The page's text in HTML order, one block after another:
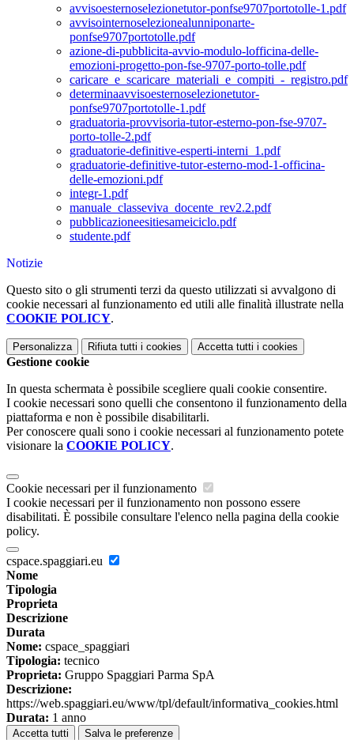
avvisoesternoselezionetutor-ponfse9707portotolle-1.pdf
avvisointernoselezionealunniponarte-
ponfse9707portotolle.pdf
azione-di-pubblicita-avvio-modulo-lofficina-delle-
emozioni-progetto-pon-fse-9707-porto-tolle.pdf
caricare_e_scaricare_materiali_e_compiti_-_registro.pdf
determinaavvisoesternoselezionetutor-
ponfse9707portotolle-1.pdf
graduatoria-provvisoria-tutor-esterno-pon-fse-9707-
porto-tolle-2.pdf
graduatorie-definitive-esperti-interni_1.pdf
graduatorie-definitive-tutor-esterno-mod-1-officina-
delle-emozioni.pdf
integr-1.pdf
manuale_classeviva_docente_rev2.2.pdf
pubblicazioneesitiesameiciclo.pdf
studente.pdf
Notizie
Questo sito o gli strumenti terzi da questo utilizzati si avvalgono di
cookie necessari al funzionamento ed utili alle finalità illustrate nella
COOKIE POLICY.
Personalizza Rifiuta tutti i cookies Accetta tutti i cookies
Gestione cookie
In questa schermata è possibile scegliere quali cookie consentire.
I cookie necessari sono quelli che consentono il funzionamento della
piattaforma e non è possibile disabilitarli.
Per conoscere quali sono i cookie necessari al funzionamento potete
visionare la COOKIE POLICY.
Cookie necessari per il funzionamento
I cookie necessari per il funzionamento non possono essere
disabilitati. È possibile consultare l'elenco nella pagina della cookie
policy.
cspace.spaggiari.eu
Nome
Tipologia
Proprieta
Descrizione
Durata
Nome: cspace_spaggiari
Tipologia: tecnico
Proprieta: Gruppo Spaggiari Parma SpA
Descrizione:
https://web.spaggiari.eu/www/tpl/default/informativa_cookies.html
Durata: 1 anno
Accetta tutti Salva le preferenze